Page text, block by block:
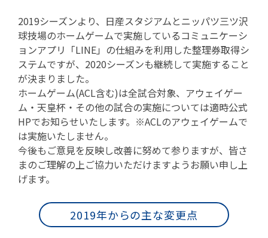
2019シーズンより、日産スタジアムとニッパツ三ツ沢
球技場のホームゲームで実施しているコミュニケーシ
ョンアプリ「LINE」の仕組みを利用した整理券取得シ
ステムですが、2020シーズンも継続して実施すること
が決まりました。
ホームゲーム(ACL含む)は全試合対象、アウェイゲー
ム・天皇杯・その他の試合の実施については適時公式
HPでお知らせいたします。※ACLのアウェイゲームで
は実施いたしません。
今後もご意見を反映し改善に努めて参りますが、皆さ
まのご理解の上ご協力いただけますようお願い申し上
げます。
2019年からの主な変更点